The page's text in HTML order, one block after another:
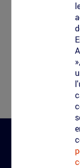
Clean-Tag